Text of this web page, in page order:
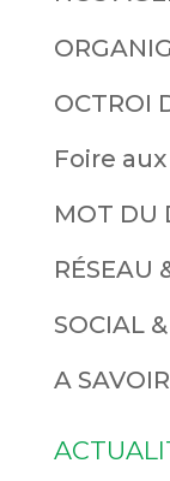
OCTROI
Foire
MOT DU
RÉSEAU
SOCIAL
A